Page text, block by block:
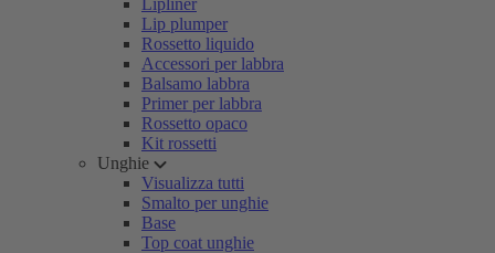
Lipliner
Lip plumper
Rossetto liquido
Accessori per labbra
Balsamo labbra
Primer per labbra
Rossetto opaco
Kit rossetti
Unghie
Visualizza tutti
Smalto per unghie
Base
Top coat unghie